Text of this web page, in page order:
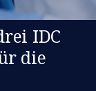
IDC
die